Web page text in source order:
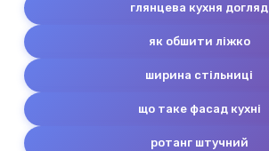
глянцева кухня догляд
як обшити ліжко
ширина стільниці
що таке фасад кухні
ротанг штучний